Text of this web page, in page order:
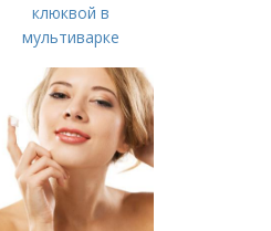
клюквой в
мультиварке